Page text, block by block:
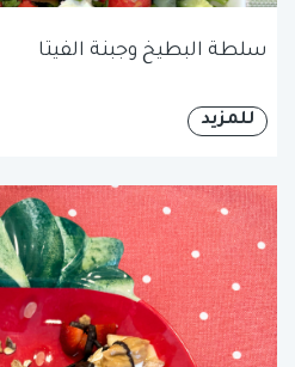
سلطة البطيخ وجبنة الفيتا
للمزيد